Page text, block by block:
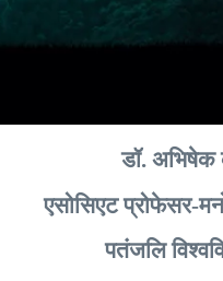
डॉ. अभिषेक
एसोसिएट प्रोफेसर-
पतंजलि